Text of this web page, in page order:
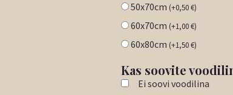
50x70cm (+0,50€)
60x70cm (+1,00€)
60x80cm (+1,50€)
Kas soovite
Ei soovi voodilina